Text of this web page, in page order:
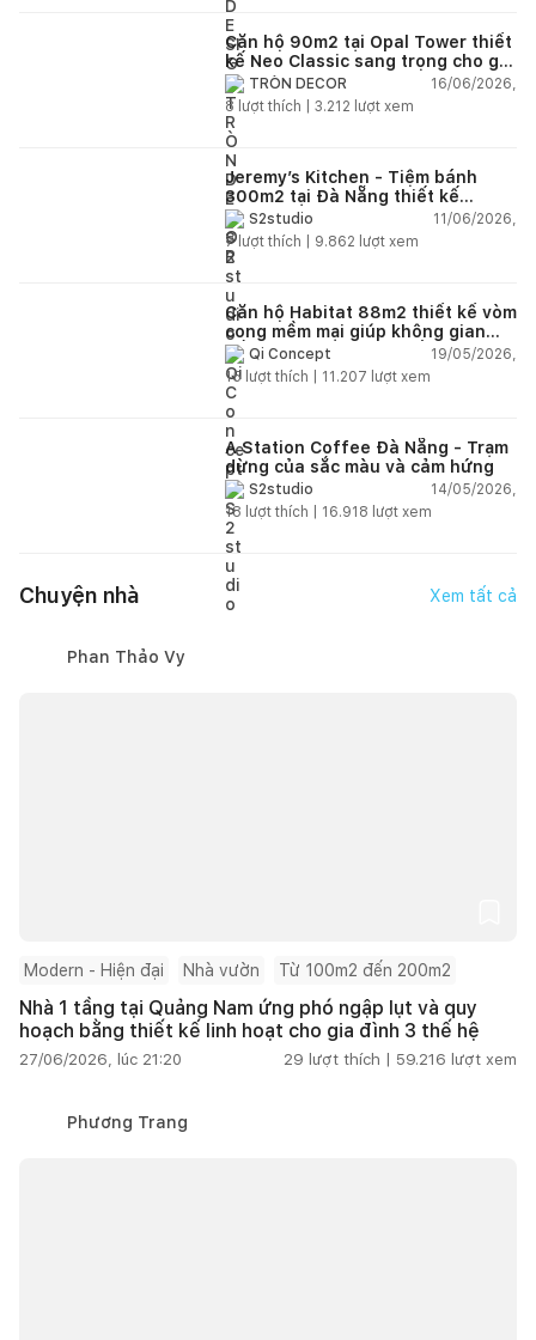
Căn hộ 90m2 tại Opal Tower thiết
kế Neo Classic sang trọng cho gia
đình trẻ
TRÒN DECOR
16/06/2026,
8 lượt thích | 3.212 lượt xem
Jeremy’s Kitchen - Tiệm bánh
300m2 tại Đà Nẵng thiết kế
phong cách công nghiệp hiện đại
ngập tràn ánh sáng tự nhiên
S2studio
11/06/2026,
7lượt thích | 9.862 lượt xem
Căn hộ Habitat 88m2 thiết kế vòm
cong mềm mại giúp không gian
sống hiện đại trở nên ấm áp hơn
Qi Concept
19/05/2026,
15 lượt thích | 11.207 lượt xem
A Station Coffee Đà Nẵng - Trạm
dừng của sắc màu và cảm hứng
S2studio
14/05/2026,
18 lượt thích | 16.918 lượt xem
Chuyện nhà Xem tất cả
Phan Thảo Vy
Modern - Hiện đại Nhà vườn Từ 100m2 đến 200m2
Nhà 1 tầng tại Quảng Nam ứng phó ngập lụt và quy
hoạch bằng thiết kế linh hoạt cho gia đình 3 thế hệ
27/06/2026, lúc 21:20 29 lượt thích | 59.216 lượt xem
Phương Trang